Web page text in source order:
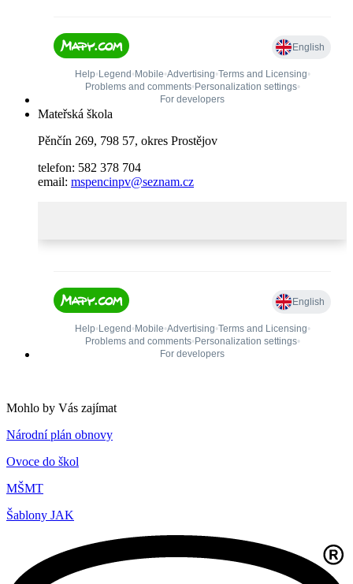
Mateřská škola
Pěnčín 269, 798 57, okres Prostějov
telefon: 582 378 704
email: mspencinpv@seznam.cz
Mohlo by Vás zajímat
Národní plán obnovy
Ovoce do škol
MŠMT
Šablony JAK